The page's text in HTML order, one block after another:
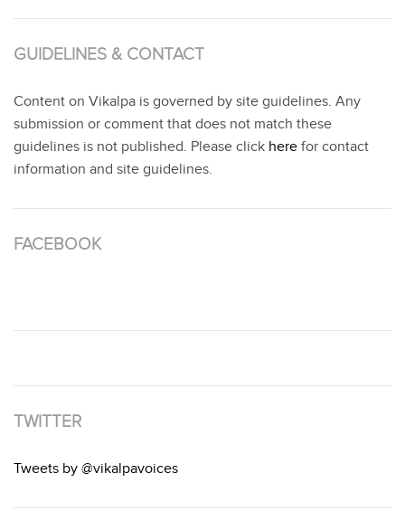
GUIDELINES & CONTACT
Content on Vikalpa is governed by site guidelines. Any
submission or comment that does not match these
guidelines is not published. Please click here for contact
information and site guidelines.
FACEBOOK
TWITTER
Tweets by @vikalpavoices